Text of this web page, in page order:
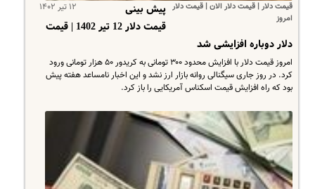
قیمت دلار | قیمت دلار الان | قیمت دلار
امروز
۱۲ تیر ۱۴۰۲
پیش بینی
قیمت دلار 12 تیر 1402 | قیمت
دلار دوباره افزایشی شد
امروز قیمت دلار با افزایش محدود ۳۰۰ تومانی به کریدور ۵۰ هزار تومانی ورود
کرد. در روز جاری سیگنالی روانه بازار ارز نشد و این اخبار نامساعد هفته پیش
بود که راه افزایش قیمت اسکناس آمریکایی را باز کرد.